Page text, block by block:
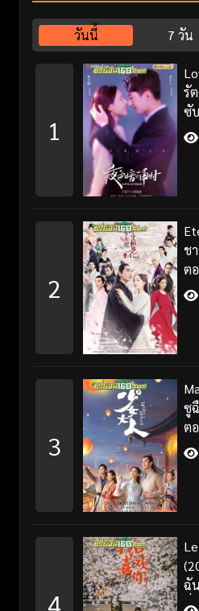
วันนี้ 7 วัน
1
รั
ซั
2
ช
ต
3
ซู
ต
4
ฉั
ที่